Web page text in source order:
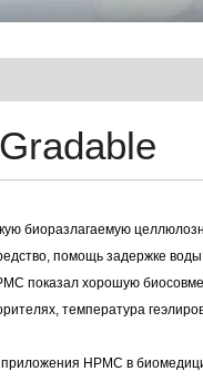
биоразлагаемую
помощь задержке
показал хорошую
температура
HPMC в